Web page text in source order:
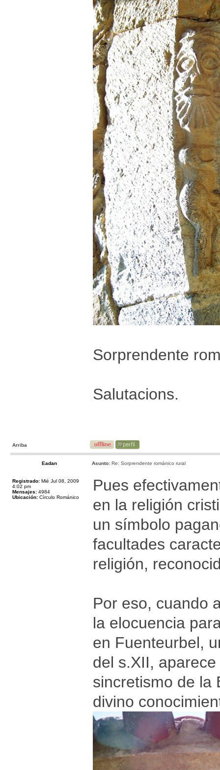
Sorprendente
Salutacions.
Arriba
Eadan Asunto: Re: Sorprendente románico rural
Registrado: Mié Jul 08, 2009
4:02 pm
Mensajes: 4984
Ubicación: Círculo Románico
Pues
en la religión
un símbolo
facultades
religión,
Por eso, cuando
la elocuencia
en Fuenteurbel,
del s.XII,
sincretismo de la
divino